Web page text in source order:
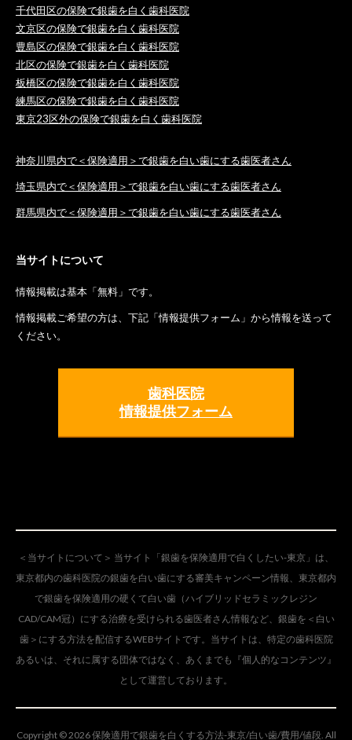
千代田区の保険で銀歯を白く歯科医院
文京区の保険で銀歯を白く歯科医院
豊島区の保険で銀歯を白く歯科医院
北区の保険で銀歯を白く歯科医院
板橋区の保険で銀歯を白く歯科医院
練馬区の保険で銀歯を白く歯科医院
東京23区外の保険で銀歯を白く歯科医院
神奈川県内で＜保険適用＞で銀歯を白い歯にする歯医者さん
埼玉県内で＜保険適用＞で銀歯を白い歯にする歯医者さん
群馬県内で＜保険適用＞で銀歯を白い歯にする歯医者さん
当サイトについて
情報掲載は基本「無料」です。
情報掲載ご希望の方は、下記「情報提供フォーム」から情報を送って
ください。
歯科医院
情報提供フォーム
＜当サイトについて＞ 当サイト「銀歯を保険適用で白くしたい-東京」は、
東京都内の歯科医院の銀歯を白い歯にする審美キャンペーン情報、東京都内
で銀歯を保険適用の硬くて白い歯（ハイブリッドセラミックレジン
CAD/CAM冠）にする治療を受けられる歯医者さん情報など、銀歯を＜白い
歯＞にする方法を配信するWEBサイトです。当サイトは、特定の歯科医院
あるいは、それに属する団体ではなく、あくまでも『個人的なコンテンツ』
として運営しております。
Copyright © 2026 保険適用で銀歯を白くする方法-東京/白い歯/費用/値段. All